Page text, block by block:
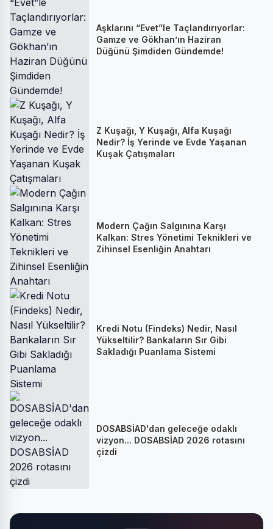
Aşklarını “Evet”le Taçlandırıyorlar:
Gamze ve Gökhan’ın Haziran
Düğünü Şimdiden Gündemde!
Z Kuşağı, Y Kuşağı, Alfa Kuşağı
Nedir? İş Yerinde ve Evde Yaşanan
Kuşak Çatışmaları
Modern Çağın Salgınına Karşı
Kalkan: Stres Yönetimi Teknikleri ve
Zihinsel Esenliğin Anahtarı
Kredi Notu (Findeks) Nedir, Nasıl
Yükseltilir? Bankaların Sır Gibi
Sakladığı Puanlama Sistemi
DOSABSİAD'dan geleceğe odaklı
vizyon... DOSABSİAD 2026 rotasını
çizdi